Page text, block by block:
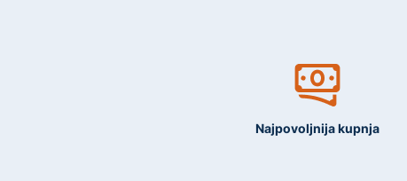
Najpovoljnija kupnja